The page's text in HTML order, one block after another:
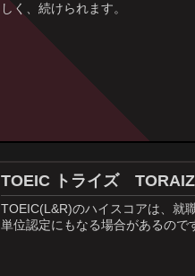
しく、続けられます。
TOEIC トライズ TORAIZ
TOEIC(L&R)のハイスコアは、就
単位認定にもなる場合があるので